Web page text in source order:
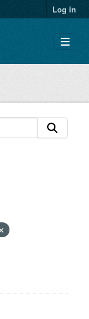
Log in